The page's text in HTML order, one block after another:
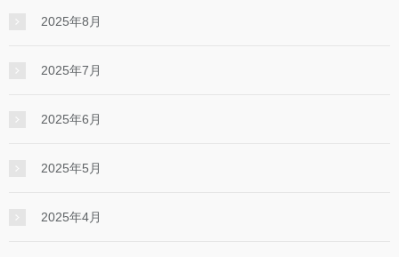
2025年8月
2025年7月
2025年6月
2025年5月
2025年4月